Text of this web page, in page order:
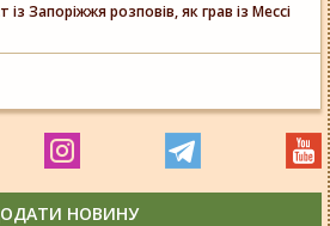
із Запоріжжя розповів, як грав із Мессі
НОВИНУ